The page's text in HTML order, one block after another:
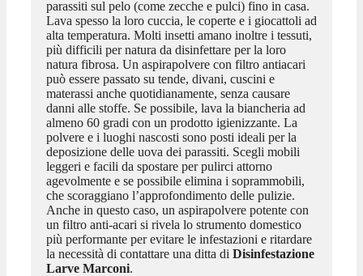
parassiti sul pelo (come zecche e pulci) fino in casa.
Lava spesso la loro cuccia, le coperte e i giocattoli ad
alta temperatura. Molti insetti amano inoltre i tessuti,
più difficili per natura da disinfettare per la loro
natura fibrosa. Un aspirapolvere con filtro antiacari
può essere passato su tende, divani, cuscini e
materassi anche quotidianamente, senza causare
danni alle stoffe. Se possibile, lava la biancheria ad
almeno 60 gradi con un prodotto igienizzante. La
polvere e i luoghi nascosti sono posti ideali per la
deposizione delle uova dei parassiti. Scegli mobili
leggeri e facili da spostare per pulirci attorno
agevolmente e se possibile elimina i soprammobili,
che scoraggiano l’approfondimento delle pulizie.
Anche in questo caso, un aspirapolvere potente con
un filtro anti-acari si rivela lo strumento domestico
più performante per evitare le infestazioni e ritardare
la necessità di contattare una ditta di Disinfestazione
Larve Marconi.